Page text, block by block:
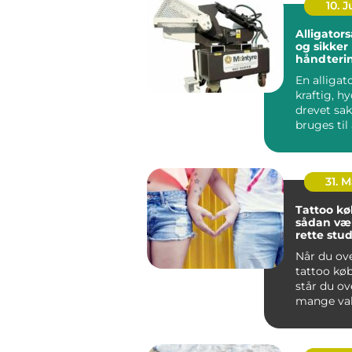
10.
Alligatorsaks
og sikker
En
kraftig,
drevet
bruges til
31.
Tattoo
sådan
rette
Når du
tattoo
står du
mange
niche-